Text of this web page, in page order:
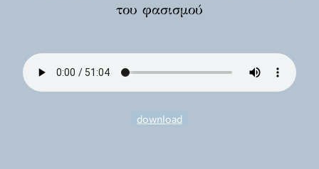
του φασισμού
download